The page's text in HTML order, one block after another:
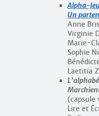
Alpha-
Un
Anne
Virginie
Marie-
Sophie
Laetitia
(capsule
Lire et